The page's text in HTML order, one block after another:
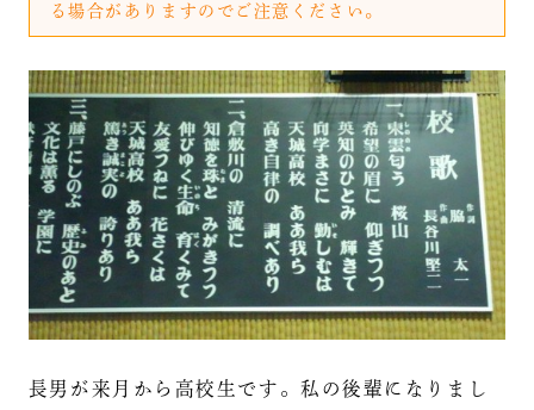
る場合がありますのでご注意ください。
長男が来月から高校生です。私の後輩になりまし